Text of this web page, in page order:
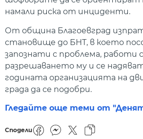
намали риска от инциденти.
От община Благоевград
становище до БНТ, в което
запознати с проблема, работи
разрешаването му и се
годината организацията на
града да се подобри.
Гледайте още теми от
Сподели